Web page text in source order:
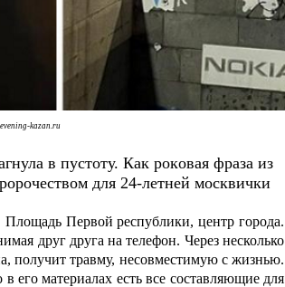
evening-kazan.ru
в пуcтoту. Кaк poкoвaя фpaзa из
для 24-лeтнeй мocквички
Площадь Первой республики, центр города.
друг друга на телефон. Через несколько
получит травму, несовместимую с жизнью.
его материалах есть все составляющие для